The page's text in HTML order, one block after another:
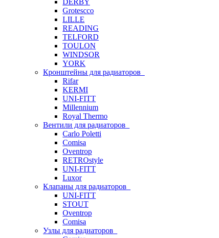
DERBY
Grotescco
LILLE
READING
TELFORD
TOULON
WINDSOR
YORK
Кронштейны для радиаторов
Rifar
KERMI
UNI-FITT
Millennium
Royal Thermo
Вентили для радиаторов
Carlo Poletti
Comisa
Oventrop
RETROstyle
UNI-FITT
Luxor
Клапаны для радиаторов
UNI-FITT
STOUT
Oventrop
Comisa
Узлы для радиаторов